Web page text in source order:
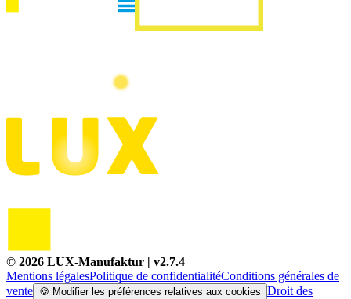
© 2026 LUX-Manufaktur | v2.7.4
Mentions légalesPolitique de confidentialitéConditions générales de
vente 🍪 Modifier les préférences relatives aux cookies Droit des